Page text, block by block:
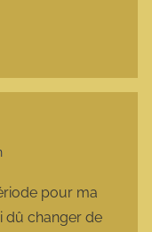
pour ma
dû changer de